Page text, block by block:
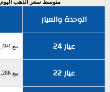
متوسط سعر الذهب اليوم
الوحدة والعيار
عيار 24
بيع 2,494 شراء 2,505
عيار 22 بيع 2,286 شراء 2,296